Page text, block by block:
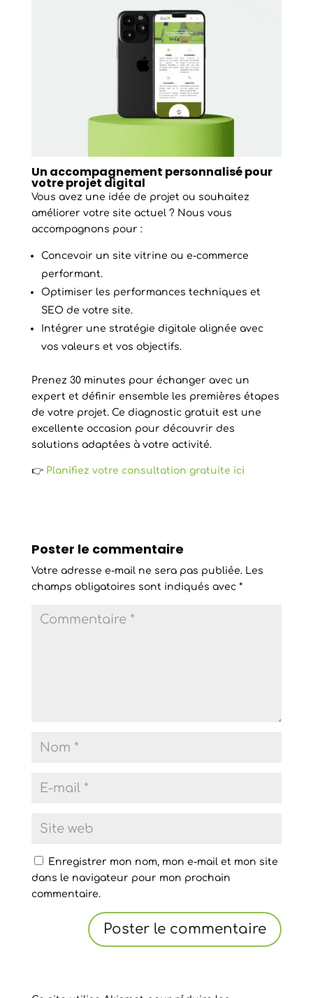
Un accompagnement personnalisé pour
votre projet digital
Vous avez une idée de projet ou souhaitez
améliorer votre site actuel ? Nous vous
accompagnons pour :
Concevoir un site vitrine ou e-commerce
performant.
Optimiser les performances techniques et
SEO de votre site.
Intégrer une stratégie digitale alignée avec
vos valeurs et vos objectifs.
Prenez 30 minutes pour échanger avec un
expert et définir ensemble les premières étapes
de votre projet. Ce diagnostic gratuit est une
excellente occasion pour découvrir des
solutions adaptées à votre activité.
👉 Planifiez votre consultation gratuite ici
Poster le commentaire
Votre adresse e-mail ne sera pas publiée. Les
champs obligatoires sont indiqués avec *
Enregistrer mon nom, mon e-mail et mon site
dans le navigateur pour mon prochain
commentaire.